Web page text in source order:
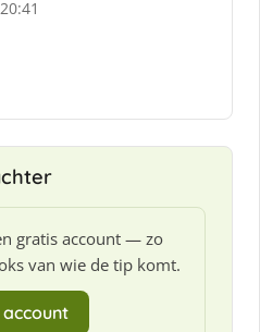
gratis account — zo
van wie de tip komt.